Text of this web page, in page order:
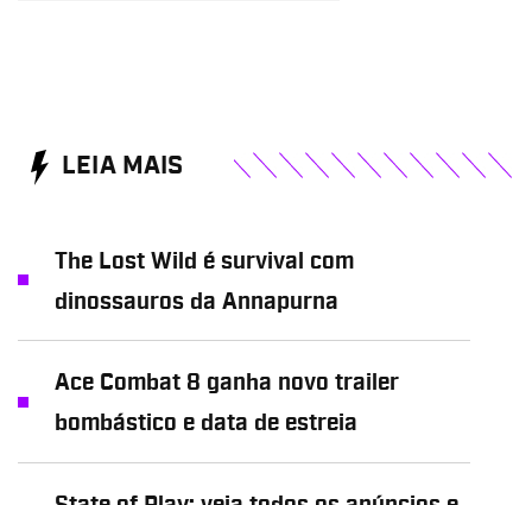
LEIA MAIS
The Lost Wild é survival com
dinossauros da Annapurna
Ace Combat 8 ganha novo trailer
bombástico e data de estreia